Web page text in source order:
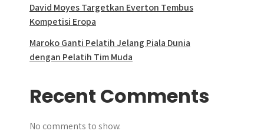
David Moyes Targetkan Everton Tembus
Kompetisi Eropa
Maroko Ganti Pelatih Jelang Piala Dunia
dengan Pelatih Tim Muda
Recent Comments
No comments to show.